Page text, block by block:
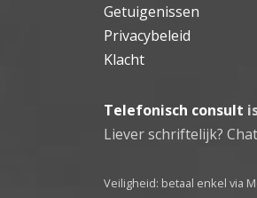
Getuigenissen
Privacybeleid
Klacht
Telefonisch consult
Liever schriftelijk?
Veiligheid: betaal enkel via